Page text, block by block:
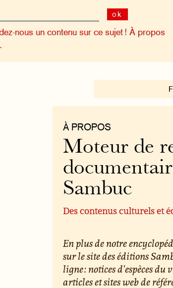
ok
nous un contenu sur ce sujet ! À propos
À PROPOS
Moteur de
Sambuc
Des contenus culturels et
En plus de notre
sur le site des éditions
ligne : notices d'espèces
articles et sites web de